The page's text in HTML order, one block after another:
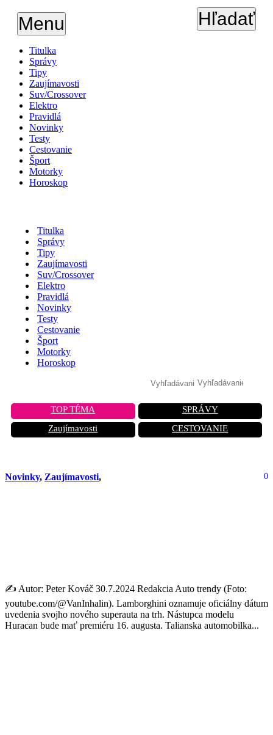
Menu Hľadať
Titulka
Správy
Tipy
Zaujímavosti
Suv/Crossover
Elektro
Pravidlá
Novinky
Testy
Cestovanie
Šport
Motorky
Horoskop
Titulka
Správy
Tipy
Zaujímavosti
Suv/Crossover
Elektro
Pravidlá
Novinky
Testy
Cestovanie
Šport
Motorky
Horoskop
TOP TÉMA
SPRÁVY
Zaujímavosti
CESTOVANIE
Novinky, Zaujímavosti, 0
✍️ Autor: Peter Kováč 30.7.2024 Redakcia Auto trendy (Foto:
youtube.com/@VanInhalin). Lamborghini oznamuje oficiálny dátum
uvedenia svojho nového superauta na trh. Nástupca modelu
Huracan bude mať premiéru 16. augusta. Talianska automobilka...